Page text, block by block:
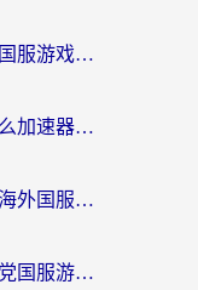
日本怎么玩君临传奇？海外党国服游戏加速避坑指南（附菲律宾欧洲玩家实测）
海外党必看：打穿越火线用什么加速器？解决延迟卡顿，还能玩奇妙拼图世界和第五人格
波兰怎么玩无悔华夏不卡顿？海外国服游戏加速器终极指南（附征途2萤火突击解决方案）
英国怎么玩叫我大掌柜？海外党国服游戏加速避坑指南（附实测推荐）